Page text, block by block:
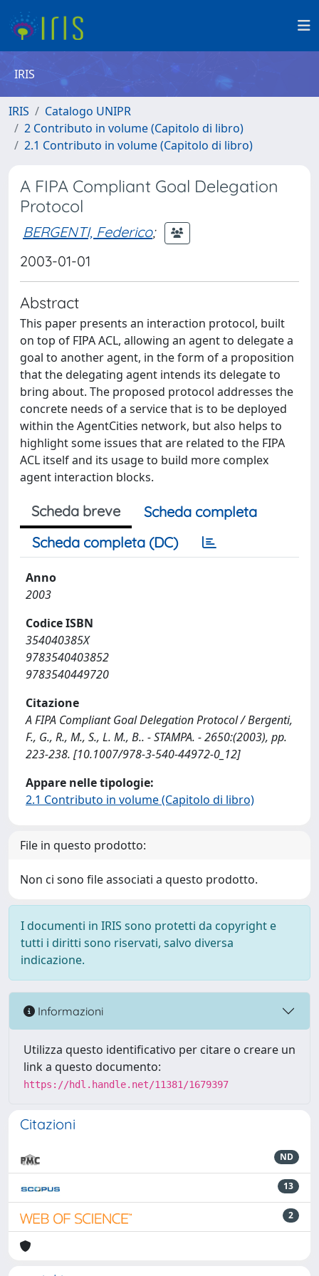
IRIS
IRIS
Catalogo UNIPR
2 Contributo in volume (Capitolo di libro)
2.1 Contributo in volume (Capitolo di libro)
A FIPA Compliant Goal Delegation
Protocol
BERGENTI, Federico;
2003-01-01
Abstract
This paper presents an interaction protocol, built
on top of FIPA ACL, allowing an agent to delegate a
goal to another agent, in the form of a proposition
that the delegating agent intends its delegate to
bring about. The proposed protocol addresses the
concrete needs of a service that is to be deployed
within the AgentCities network, but also helps to
highlight some issues that are related to the FIPA
ACL itself and its usage to build more complex
agent interaction blocks.
Scheda breve
Scheda completa
Scheda completa (DC)
Anno
2003
Codice ISBN
354040385X
9783540403852
9783540449720
Citazione
A FIPA Compliant Goal Delegation Protocol / Bergenti,
F., G., R., M., S., L. M., B.. - STAMPA. - 2650:(2003), pp.
223-238. [10.1007/978-3-540-44972-0_12]
Appare nelle tipologie:
2.1 Contributo in volume (Capitolo di libro)
File in questo prodotto:
Non ci sono file associati a questo prodotto.
I documenti in IRIS sono protetti da copyright e
tutti i diritti sono riservati, salvo diversa
indicazione.
Informazioni
Utilizza questo identificativo per citare o creare un
link a questo documento:
https://hdl.handle.net/11381/1679397
Citazioni
ND
13
2